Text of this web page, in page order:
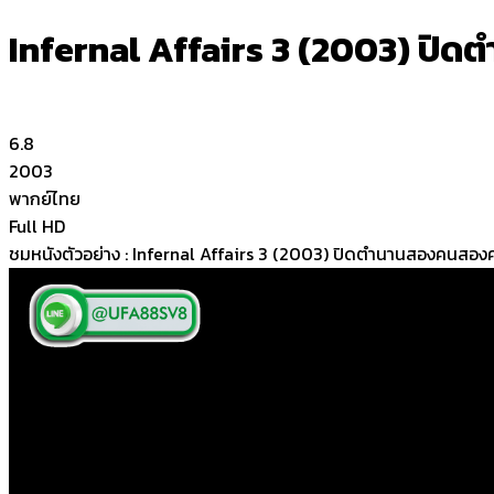
Infernal Affairs 3 (2003) ปิด
6.8
2003
พากย์ไทย
Full HD
ชมหนังตัวอย่าง : Infernal Affairs 3 (2003) ปิดตำนานสองคนสอง